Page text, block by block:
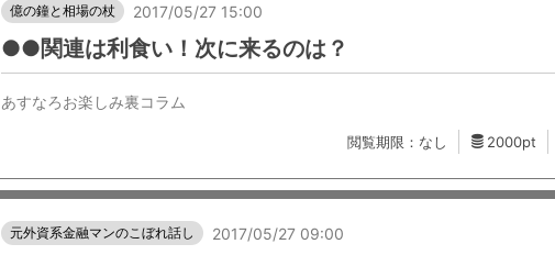
億の鐘と相場の杖 2017/05/27 15:00
●●関連は利食い！次に来るのは？
あすなろお楽しみ裏コラム
2000pt
閲覧期限：なし
元外資系金融マンのこぼれ話し 2017/05/27 09:00